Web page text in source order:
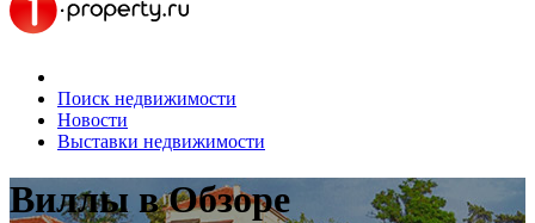
Поиск недвижимости
Новости
Выставки недвижимости
Виллыв Обзоре